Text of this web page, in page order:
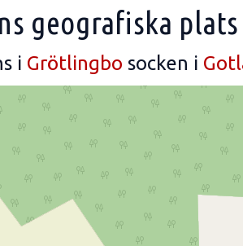
geografiska plats
i Grötlingbo socken i